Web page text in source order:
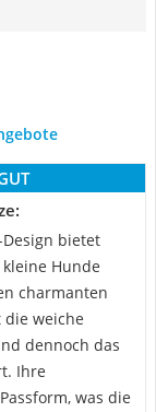
bietet
Hunde
charmanten
die weiche
dennoch das
Ihre
was die